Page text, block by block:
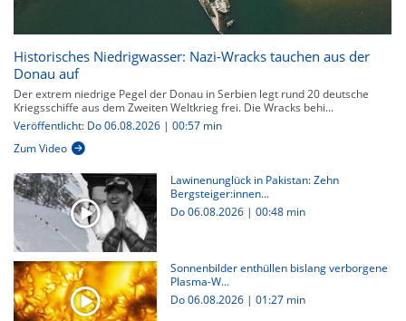
Historisches Niedrigwasser: Nazi-Wracks tauchen aus der
Donau auf
Der extrem niedrige Pegel der Donau in Serbien legt rund 20 deutsche
Kriegsschiffe aus dem Zweiten Weltkrieg frei. Die Wracks behi...
Veröffentlicht: Do 06.08.2026 | 00:57 min
Zum Video
Lawinenunglück in Pakistan: Zehn
Bergsteiger:innen...
Do 06.08.2026 | 00:48 min
Sonnenbilder enthüllen bislang verborgene
Plasma-W...
Do 06.08.2026 | 01:27 min